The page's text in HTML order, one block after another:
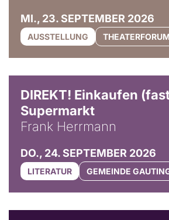
MI., 23. SEPTEMBER 2026
AUSSTELLUNG
DIREKT! Einkaufen
Supermarkt
Frank Herrmann
DO., 24. SEPTEMBER 2026
LITERATUR GEMEINDE